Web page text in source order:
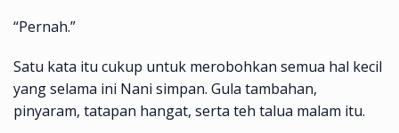
“Pernah.”
Satu kata itu cukup untuk merobohkan semua hal kecil
yang selama ini Nani simpan. Gula tambahan,
pinyaram, tatapan hangat, serta teh talua malam itu.